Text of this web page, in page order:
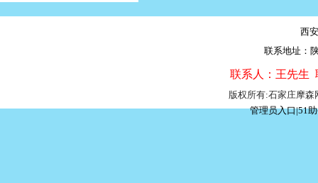
西
联系地址：
联系人：王先生
版权所有:石家庄摩
管理员入口|51